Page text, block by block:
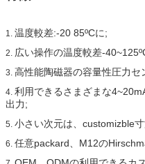
1. 温度較差:-20 85ºCに;
2. 広い操作の温度較差-
3. 高性能陶磁器の容量性圧力セ
4. 利用できるさまざまな
出力;
5. 小さい次元は、customizble
6. 任意packard、M12の